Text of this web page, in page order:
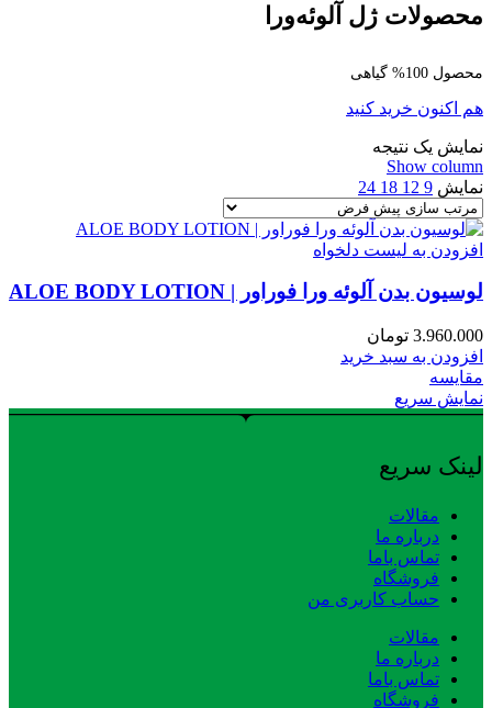
محصولات ژل آلوئه‌ورا
محصول 100% گیاهی
هم اکنون خرید کنید
نمایش یک نتیجه
Show column
نمایش 9
12
18
24
افزودن به لیست دلخواه
لوسیون بدن آلوئه ورا فوراور | ALOE BODY LOTION
3.960.000 تومان
افزودن به سبد خرید
مقایسه
نمایش سریع
لینک سریع
مقالات
درباره ما
تماس باما
فروشگاه
حساب کاربری من
مقالات
درباره ما
تماس باما
فروشگاه